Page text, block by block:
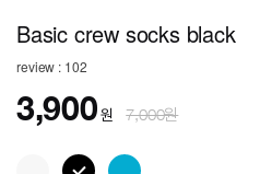
Basic crew socks black
review : 102
3,900원 7,000원